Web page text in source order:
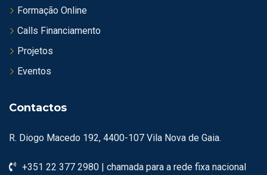
Formação Online
Calls Financiamento
Projetos
Eventos
Contactos
R. Diogo Macedo 192, 4400-107 Vila Nova de Gaia.
+351 22 377 2980 | chamada para a rede fixa nacional